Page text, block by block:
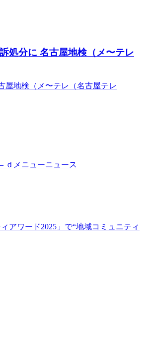
処分に 名古屋地検（メ〜テレ
屋地検（メ〜テレ（名古屋テレ
ｄメニューニュース
アワード2025」で“地域コミュニティ